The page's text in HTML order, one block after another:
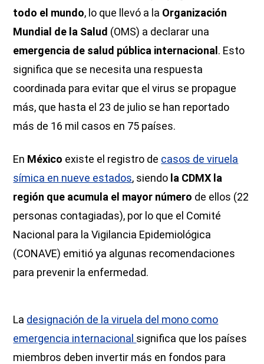
todo el mundo, lo que llevó a la Organización
Mundial de la Salud (OMS) a declarar una
emergencia de salud pública internacional. Esto
significa que se necesita una respuesta
coordinada para evitar que el virus se propague
más, que hasta el 23 de julio se han reportado
más de 16 mil casos en 75 países.
En México existe el registro de casos de viruela
símica en nueve estados, siendo la CDMX la
región que acumula el mayor número de ellos (22
personas contagiadas), por lo que el Comité
Nacional para la Vigilancia Epidemiológica
(CONAVE) emitió ya algunas recomendaciones
para prevenir la enfermedad.
La designación de la viruela del mono como
emergencia internacional significa que los países
miembros deben invertir más en fondos para